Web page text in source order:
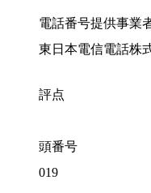
電話番号提供事業
東日本電信電話株
評点
頭番号
019